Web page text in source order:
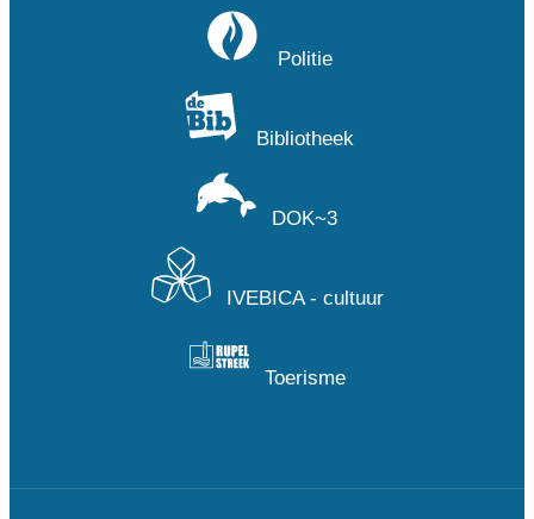
Politie
Bibliotheek
DOK~3
IVEBICA - cultuur
Toerisme